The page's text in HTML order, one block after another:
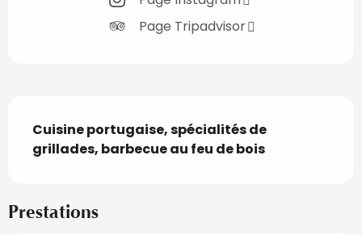
Page Tripadvisor
Description
Cuisine portugaise, spécialités de
grillades, barbecue au feu de bois
Prestations